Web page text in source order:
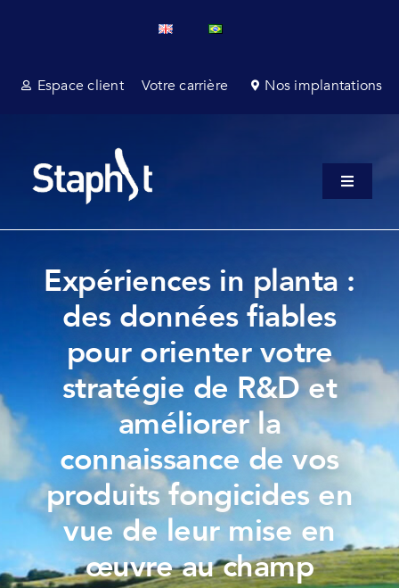
Espace client
Votre carrière Nos implantations
Toggle
Services champ
Services laboratoire
Affaires réglementaires et consultance
Secteurs
Actualités
Contactez-nous
Expériences in planta :
des données fiables
pour orienter votre
stratégie de R&D et
améliorer la
connaissance de vos
produits fongicides en
vue de leur mise en
œuvre au champ